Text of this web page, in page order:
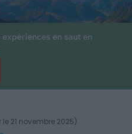
en saut en
21 novembre 2025)